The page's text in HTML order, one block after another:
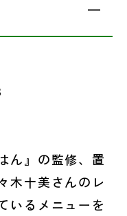
ん』の監修、置
木十美さんのレ
いるメニューを